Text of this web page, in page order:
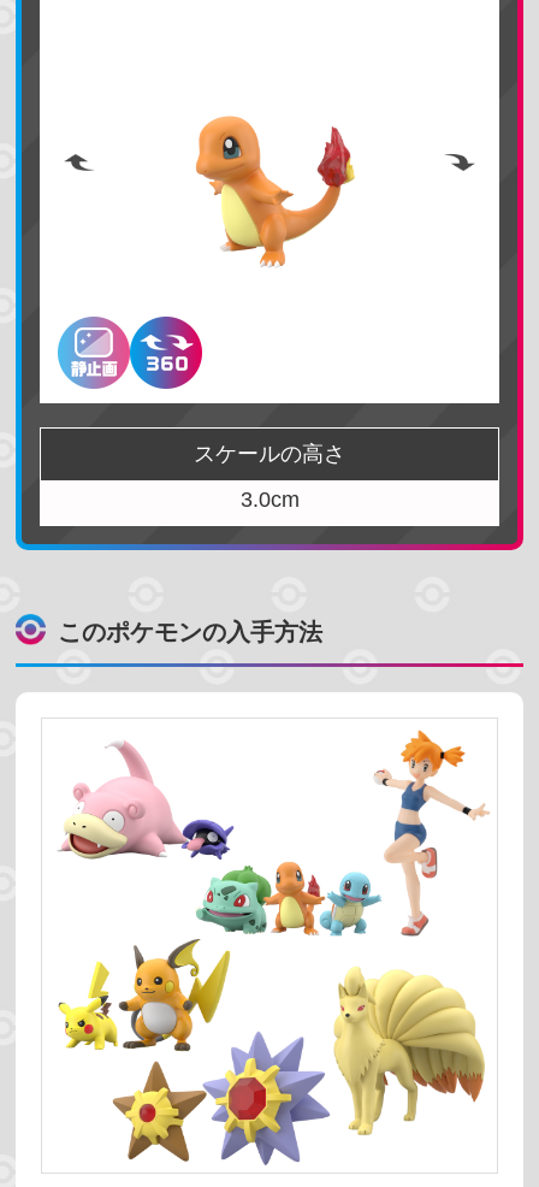
ポケモンを探す
名前で検索する
カントー地方 ジョウト地方
カロス地方
ガラル地方
ヒスイ地方
売っている場所
プレミアムバンダイ ポケモンセンター
スーパーマーケット
ホビーショップ
スケールの高さ
3.0cm
このポケモンの入手方法